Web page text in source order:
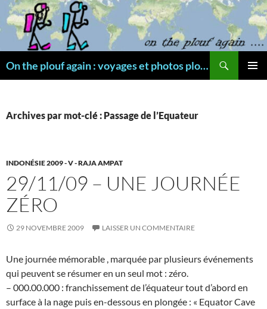
Aller
au
contenu
On the plouf again : voyages et photos plongée
Archives par mot-clé : Passage de l’Equateur
INDONÉSIE 2009 - V - RAJA AMPAT
29/11/09 – UNE JOURNÉE
ZÉRO
29 NOVEMBRE 2009 LAISSER UN COMMENTAIRE
Une journée mémorable , marquée par plusieurs événements
qui peuvent se résumer en un seul mot : zéro.
– 000.00.000 : franchissement de l’équateur tout d’abord en
surface à la nage puis en-dessous en plongée : « Equator Cave